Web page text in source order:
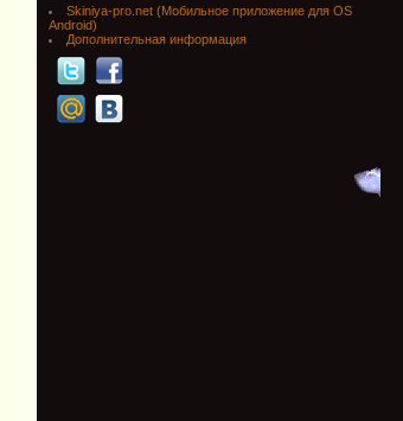
Skiniya-pro.net (Мобильное приложение для OS
Android)
Дополнительная информация